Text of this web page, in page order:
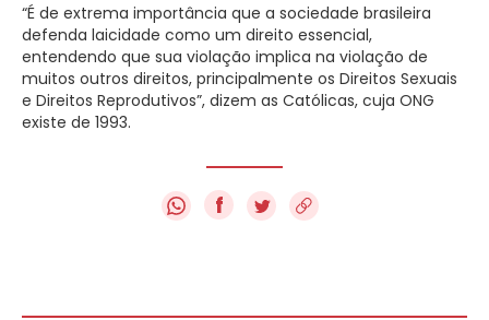
“É de extrema importância que a sociedade brasileira
defenda laicidade como um direito essencial,
entendendo que sua violação implica na violação de
muitos outros direitos, principalmente os Direitos Sexuais
e Direitos Reprodutivos”, dizem as Católicas, cuja ONG
existe de 1993.
f